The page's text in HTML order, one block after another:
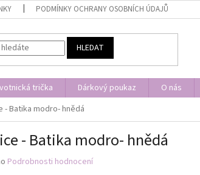
PODMÍNKY OCHRANY OSOBNÍCH ÚDAJŮ
HLEDAT
trička Dárkový poukaz O nás
- Batika modro- hnědá
- Batika modro- hnědá
Podrobnosti hodnocení